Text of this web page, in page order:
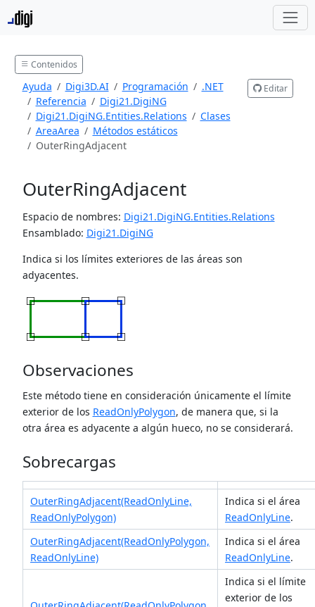
Contenidos
Ayuda Digi3D.AI Programación
.NET
Referencia
Digi21.DigiNG
Digi21.DigiNG.Entities.Relations
Clases
AreaArea
Métodos estáticos
OuterRingAdjacent
Editar
OuterRingAdjacent
Espacio de nombres: Digi21.DigiNG.Entities.Relations
Ensamblado: Digi21.DigiNG
Indica si los límites exteriores de las áreas son
adyacentes.
Observaciones
Este método tiene en consideración únicamente el límite
exterior de los ReadOnlyPolygon, de manera que, si la
otra área es adyacente a algún hueco, no se considerará.
Sobrecargas
OuterRingAdjacent(ReadOnlyLine,
ReadOnlyPolygon)
Indica si el área
ReadOnlyLine.
OuterRingAdjacent(ReadOnlyPolygon,
ReadOnlyLine)
Indica si el área
ReadOnlyLine.
Indica si el límite
exterior de los